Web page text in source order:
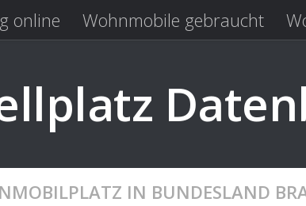
online Wohnmobile gebraucht
IN BUNDESLAND